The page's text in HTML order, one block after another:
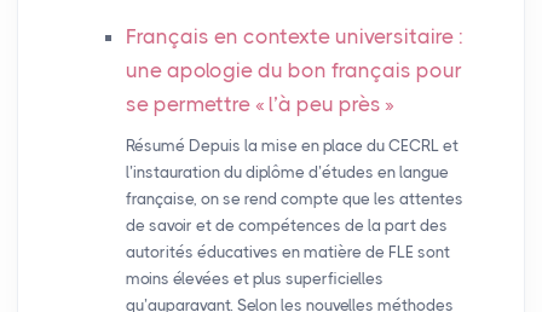
Français en contexte universitaire :
une apologie du bon français pour
se permettre « l’à peu près »
Résumé Depuis la mise en place du CECRL et
l’instauration du diplôme d’études en langue
française, on se rend compte que les attentes
de savoir et de compétences de la part des
autorités éducatives en matière de FLE sont
moins élevées et plus superficielles
qu’auparavant. Selon les nouvelles méthodes